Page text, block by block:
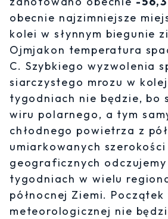
obecnie najzimniejsze
kolei w słynnym biegunie
Ojmjakon temperatura
C. Szybkiego wyzwolenia
siarczystego mrozu w
tygodniach nie będzie, bo
wiru polarnego, a tym
chłodnego powietrza z
umiarkowanych szerokości
geograficznych
tygodniach w wielu
północnej Ziemi. Początek
meteorologicznej nie